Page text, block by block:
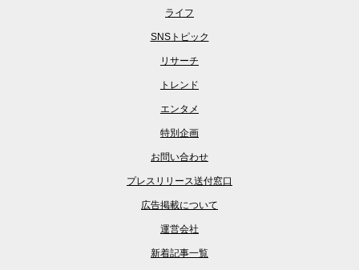
ライフ
SNSトピック
リサーチ
トレンド
エンタメ
特別企画
お問い合わせ
プレスリリース送付窓口
広告掲載について
運営会社
新着記事一覧